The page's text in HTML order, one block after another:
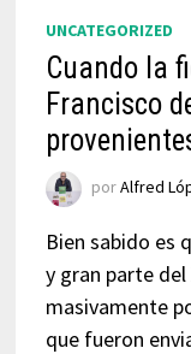
UNCATEGORIZED
Cuando la
Francisco
porAlfred
Bien sabido es
y gran parte
masivamente
que fueron